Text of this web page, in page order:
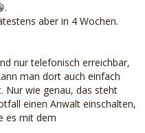
aber in 4 Wochen.
nur telefonisch erreichbar,
man dort auch einfach
Nur wie genau, das steht
einen Anwalt einschalten,
es mit dem